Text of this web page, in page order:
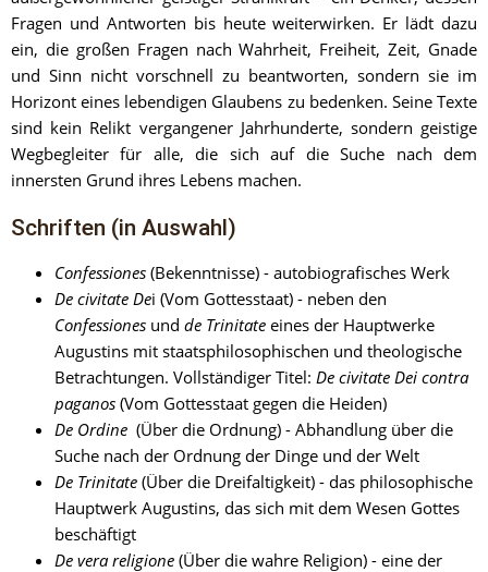
Fragen und Antworten bis heute weiterwirken. Er lädt dazu
ein, die großen Fragen nach Wahrheit, Freiheit, Zeit, Gnade
und Sinn nicht vorschnell zu beantworten, sondern sie im
Horizont eines lebendigen Glaubens zu bedenken. Seine Texte
sind kein Relikt vergangener Jahrhunderte, sondern geistige
Wegbegleiter für alle, die sich auf die Suche nach dem
innersten Grund ihres Lebens machen.
Schriften (in Auswahl)
Confessiones (Bekenntnisse) - autobiografisches Werk
De civitate De
Confessiones und de Trinitate eines der Hauptwerke
Augustins mit staatsphilosophischen und theologische
Betrachtungen. Vollständiger Titel: De civitate Dei contra
paganos (Vom Gottesstaat gegen die Heiden)
De Ordine (Über die Ordnung) - Abhandlung über die
Suche nach der Ordnung der Dinge und der Welt
De Trinitate (Über die Dreifaltigkeit) - das philosophische
Hauptwerk Augustins, das sich mit dem Wesen Gottes
beschäftigt
De vera religione (Über die wahre Religion) - eine der